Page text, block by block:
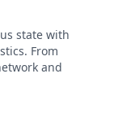
state with
From
and